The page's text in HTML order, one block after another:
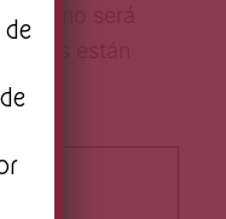
no será
están